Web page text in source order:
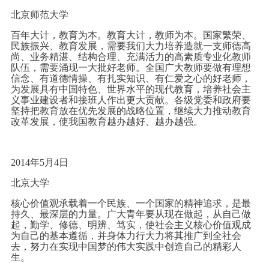
北京师范大学
百年大计，教育为本。教育大计，教师为本。国家繁荣、
民族振兴、教育发展，需要我们大力培养造就一支师德高
尚、业务精湛、结构合理、充满活力的高素质专业化教师
队伍，需要涌现一大批好老师。全国广大教师要做有理想
信念、有道德情操、有扎实知识、有仁爱之心的好老师，
为发展具有中国特色、世界水平的现代教育，培养社会主
义事业建设者和接班人作出更大贡献。各级党委和政府要
坚持把教育放在优先发展的战略位置，继续大力推动教育
改革发展，使我国教育越办越好、越办越强。
2014年5月4日
北京大学
核心价值观承载着一个民族、一个国家的精神追求，是最
持久、最深层的力量。广大青年要从现在做起，从自己做
起，勤学、修德、明辨、笃实，使社会主义核心价值观成
为自己的基本遵循，并身体力行大力将其推广到全社会
去，努力在实现中国梦的伟大实践中创造自己的精彩人
生。